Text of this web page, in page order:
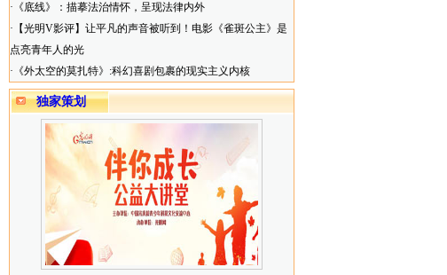
· 《底线》：描摹法治情怀，呈现法律内外
· 【光明V影评】让平凡的声音被听到！电影《雀斑公主》是
点亮青年人的光
· 《外太空的莫扎特》:科幻喜剧包裹的现实主义内核
独家策划